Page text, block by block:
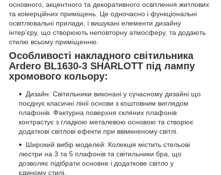
основного, акцентного та декоративного освітлення житлових
та комерційних приміщень. Це одночасно і функціональні
освітлювальні прилади, і вишукані елементи дизайну
інтер’єру, що створюють неповторну атмосферу, та додають
стилю всьому приміщенню.
Особливості накладного світильника
Ardero BL1630-3 SHARLOTT під лампу
хромового кольору:
Дизайн: Світильники виконані у сучасному дизайні що
поєднує класичні лінії основи з коштовним виглядом
плафонів. Фактурна поверхня скляних плафонів
контрастує з гладкою металевою основою та створює
додаткові світлові ефекти при ввімкненому світлі.
Широкий вибір моделей: Колекція містить стельові
люстри на 3 та 5 плафонів та світильники бра, що
дозволяє підібрати основне і додаткове світло у
єдиному стилі.